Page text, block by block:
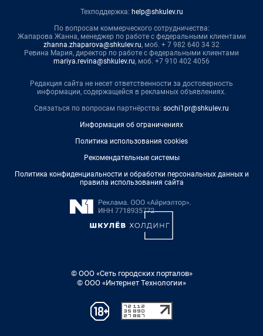
Техподдержка: help@shkulev.ru
По вопросам коммерческого сотрудничества:
Жапарова Жанна, менеджер по работе с федеральными клиентами
zhanna.zhaparova@shkulev.ru, моб. + 7 982 640 34 32
Ревина Мария, директор по работе с федеральными клиентами
mariya.revina@shkulev.ru, моб. +7 910 402 4056
Редакция сайта не несет ответственности за достоверность
информации, содержащейся в рекламных объявлениях.
Связаться по вопросам партнёрства: sochi1pr@shkulev.ru
Информация об ограничениях
Политика использования cookies
Рекомендательные системы
Политика конфиденциальности и обработки персональных данных и
правила использования сайта
© ООО «Сеть городских порталов»
© ООО «Интернет Технологии»